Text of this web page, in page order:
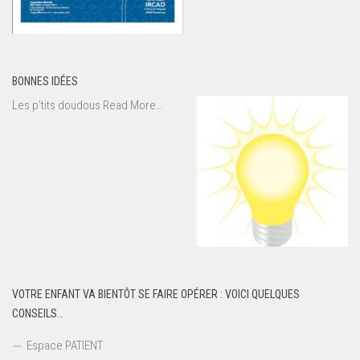
BONNES IDÉES
Les p’tits doudous Read More…
VOTRE ENFANT VA BIENTÔT SE FAIRE OPÉRER : VOICI QUELQUES
CONSEILS…
Espace PATIENT